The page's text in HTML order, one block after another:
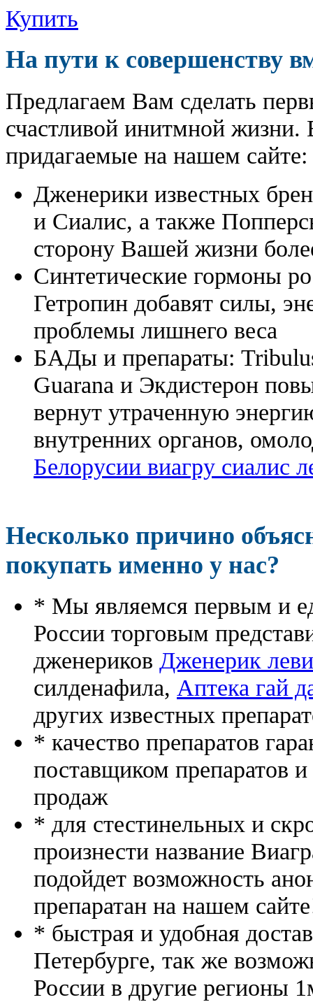
Купить
На пути к совершенству
Предлагаем Вам сделать
счастливой инитмной жизни.
придагаемые на нашем сайте:
Дженерики известных
и Сиалис, а также
сторону Вашей жизни
Синтетические гормоны
Гетропин добавят силы,
проблемы лишнего веса
БАДы и препараты:
Guarana и Экдистерон
вернут утраченную
внутренних органов,
Белорусии виагру сиалис
Несколько причино
покупать именно у нас?
* Мы являемся первым и
России торговым
дженериков Дженерик
силденафила, Аптека гай
других известных
* качество препаратов
поставщиком препаратов
продаж
* для стестинельных и
произнести название
подойдет возможность
препаратан на нашем
* быстрая и удобная
Петербурге, так же
России в другие регионы